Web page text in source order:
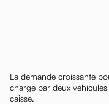
La demande croissante
charge par deux
caisse.